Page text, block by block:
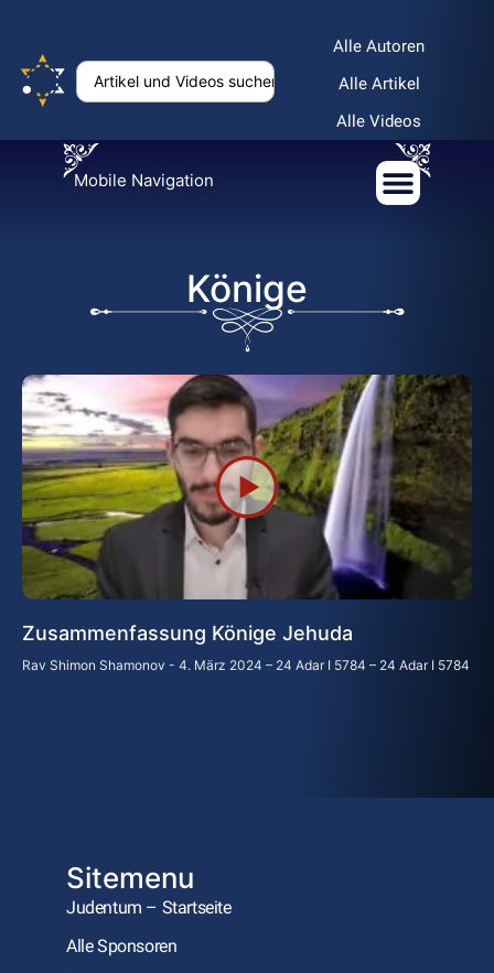
Alle Autoren
Alle Artikel
Alle Videos
Mobile Navigation
Könige
Zusammenfassung Könige Jehuda
Rav Shimon Shamonov 4. März 2024 – 24 Adar I 5784 – 24 Adar I 5784
Sitemenu
Judentum – Startseite
Alle Sponsoren